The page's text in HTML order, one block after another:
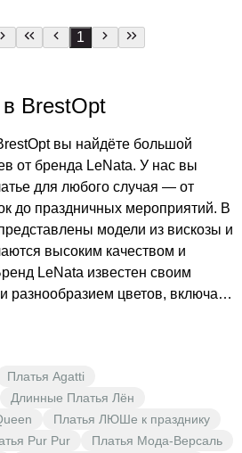
1
BrestOpt
вы найдёте большой
от бренда LeNata. У нас вы
для любого случая — от
до праздничных мероприятий. В
модели из вискозы и
высоким качеством и
LeNata известен своим
разнообразием цветов, включая
платья, которые подчеркнут
Платья Agatti
Длинные Платья Лён
Платья ЛЮШе к празднику
Pur Pur
Платья Мода-Версаль